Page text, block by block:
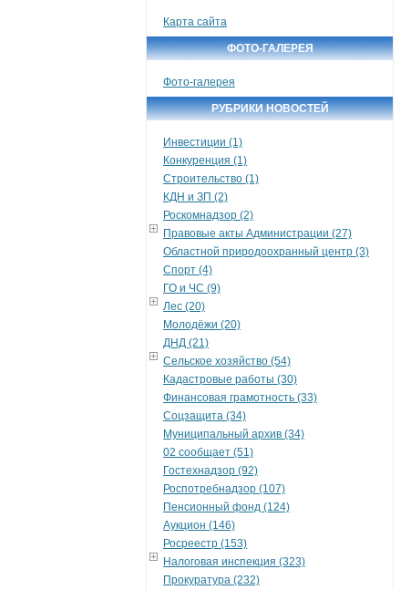
Карта сайта
ФОТО-ГАЛЕРЕЯ
Фото-галерея
РУБРИКИ НОВОСТЕЙ
Инвестиции (1)
Конкуренция (1)
Строительство (1)
КДН и ЗП (2)
Роскомнадзор (2)
Правовые акты Администрации (27)
Областной природоохранный центр (3)
Спорт (4)
ГО и ЧС (9)
Лес (20)
Молодёжи (20)
ДНД (21)
Сельское хозяйство (54)
Кадастровые работы (30)
Финансовая грамотность (33)
Соцзащита (34)
Муниципальный архив (34)
02 сообщает (51)
Гостехнадзор (92)
Роспотребнадзор (107)
Пенсионный фонд (124)
Аукцион (146)
Росреестр (153)
Налоговая инспекция (323)
Прокуратура (232)